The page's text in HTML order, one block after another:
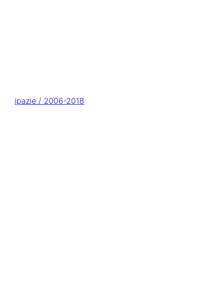
ipazie / 2006-2018